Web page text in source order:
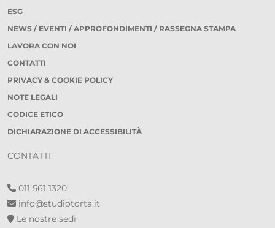
ESG
NEWS / EVENTI / APPROFONDIMENTI / RASSEGNA STAMPA
LAVORA CON NOI
CONTATTI
PRIVACY & COOKIE POLICY
NOTE LEGALI
CODICE ETICO
DICHIARAZIONE DI ACCESSIBILITÀ
CONTATTI
011 561 1320
info@studiotorta.it
Le nostre sedi